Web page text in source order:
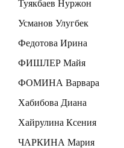
Туякбаев Нуржон
Усманов Улугбек
Федотова Ирина
ФИШЛЕР Майя
ФОМИНА Варвара
Хабибова Диана
Хайрулина Ксения
ЧАРКИНА Мария